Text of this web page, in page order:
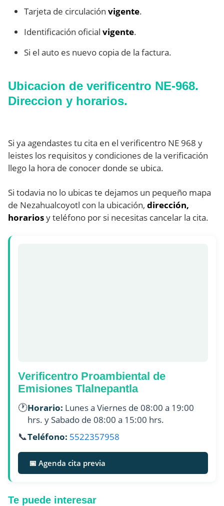
Tarjeta de circulación vigente.
Identificación oficial vigente.
Si el auto es nuevo copia de la factura.
Ubicacion de verificentro NE-968.
Direccion y horarios.
Si ya agendastes tu cita en el verificentro NE 968 y
leistes los requisitos y condiciones de la verificación
llego la hora de conocer donde se ubica.
Si todavia no lo ubicas te dejamos un pequeño mapa
de Nezahualcoyotl con la ubicación, dirección,
horariosy teléfono por si necesitas cancelar la cita.
Verificentro Proambiental de
Emisiones Tlalnepantla
🕐Horario: Lunes a Viernes de 08:00 a 19:00
hrs. y Sabado de 08:00 a 15:00 hrs.
📞Teléfono: 5522357958
📅 Agenda cita previa
Te puede interesar